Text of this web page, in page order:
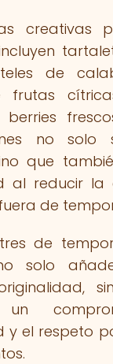
creativas
de
frutas
no solo
que
al reducir la
de
de
solo
un
y el respeto